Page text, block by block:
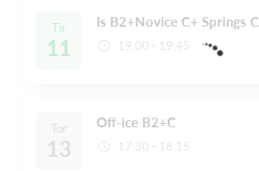
Tir
11
Is B2+Novice C+ Springs C
19:00 - 19:45
Tor
13
Off-ice B2+C
17:30 - 18:15